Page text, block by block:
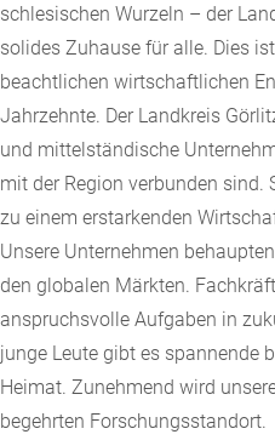
schlesischen Wurzeln – der
solides Zuhause für alle. Dies
beachtlichen wirtschaftlichen
Jahrzehnte. Der Landkreis
und mittelständische
mit der Region verbunden sind.
zu einem erstarkenden
Unsere Unternehmen
den globalen Märkten.
anspruchsvolle Aufgaben in
junge Leute gibt es spannende
Heimat. Zunehmend wird
begehrten Forschungsstandort.